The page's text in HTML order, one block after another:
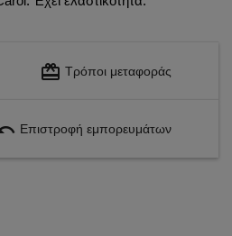
redeem Τρόποι μεταφοράς
Επιστροφή εμπορευμάτων